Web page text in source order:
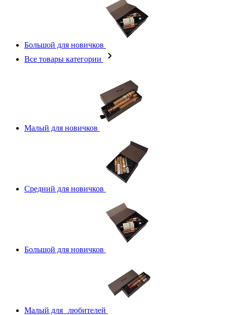
Большой для новичков
Все товары категории
Малый для новичков
Средний для новичков
Большой для новичков
Малый для любителей